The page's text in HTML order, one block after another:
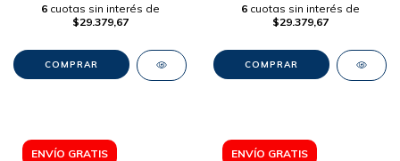
6 cuotas sin interés de
$29.379,67
6 cuotas sin interés de
$29.379,67
ENVÍO GRATIS ENVÍO GRATIS